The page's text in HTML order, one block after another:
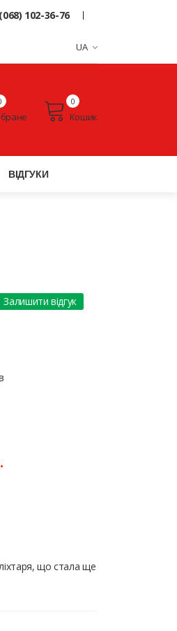
102-36-76
UA
Кошик
0
ВІДГУКИ
Залишити відгук
що стала ще